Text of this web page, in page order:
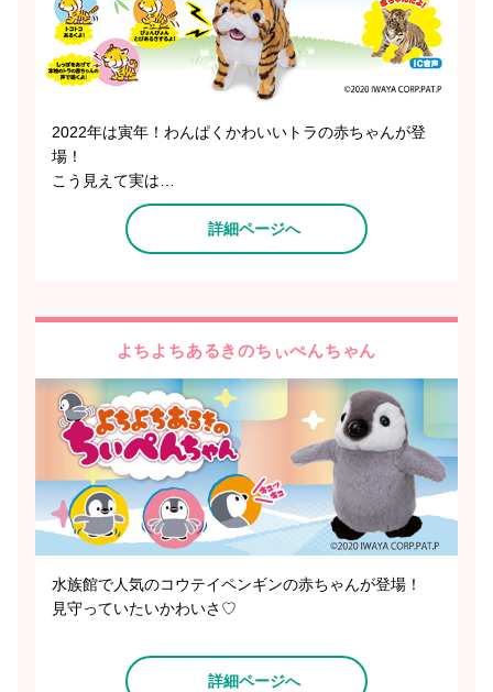
2022年は寅年！わんぱくかわいいトラの赤ちゃんが登
場！
こう見えて実は…
詳細ページへ
よちよちあるきのちぃぺんちゃん
水族館で人気のコウテイペンギンの赤ちゃんが登場！
見守っていたいかわいさ♡
詳細ページへ